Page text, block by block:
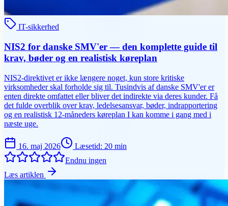
IT-sikkerhed
NIS2 for danske SMV'er — den komplette guide til
krav, bøder og en realistisk køreplan
NIS2-direktivet er ikke længere noget, kun store kritiske
virksomheder skal forholde sig til. Tusindvis af danske SMV'er er
enten direkte omfattet eller bliver det indirekte via deres kunder. Få
det fulde overblik over krav, ledelsesansvar, bøder, indrapportering
og en realistisk 12-måneders køreplan I kan komme i gang med i
næste uge.
16. maj 2026 Læsetid: 20 min
Endnu ingen
Læs artiklen